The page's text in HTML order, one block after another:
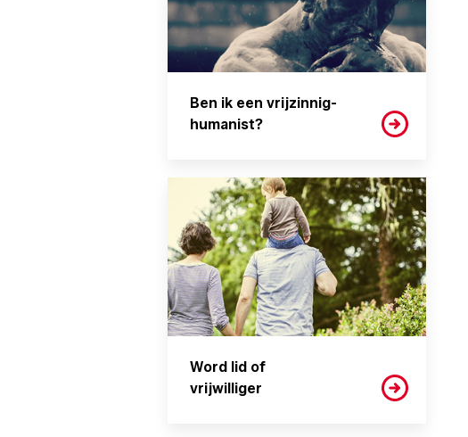
Ben ik een vrijzinnig-
humanist?
Word lid of
vrijwilliger